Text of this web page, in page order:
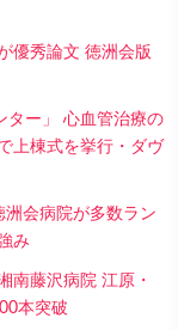
優秀論文 徳洲会版
ター」 心血管治療の
上棟式を挙行・ダヴ
洲会病院が多数ラン
み
南藤沢病院 江原・
本突破